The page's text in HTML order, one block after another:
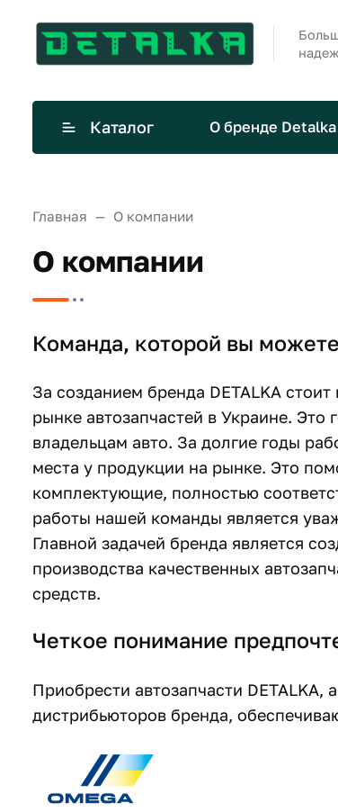
Каталог О бренде Detalka
Главная О компании
О компании
Команда, которой вы
За созданием бренда DETALKA
рынке автозапчастей в Украине.
владельцам авто. За долгие годы
места у продукции на рынке. Это
комплектующие, полностью
работы нашей команды является
Главной задачей бренда является
производства качественных
средств.
Четкое понимание
Приобрести автозапчасти
дистрибьюторов бренда,